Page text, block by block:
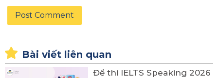
Bài viết liên quan
Đề thi IELTS Speaking 2026